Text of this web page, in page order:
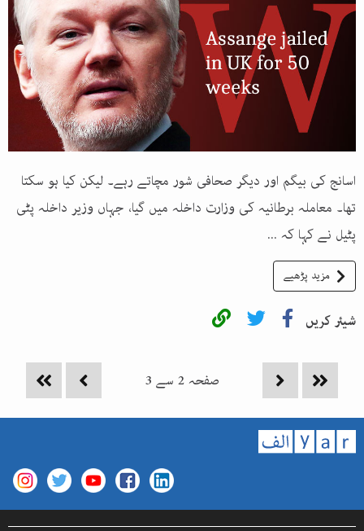
اسانج کی بیگم اور دیگر صحافی شور مچاتے رہے۔ لیکن کیا ہو سکتا
تھا۔ معاملہ برطانیہ کی وزارت داخلہ میں گیا، جہاں وزیر داخلہ پٹی
پٹیل نے کہا کہ ...
مزید پڑھیے
شیئر کریں
صفحہ2 سے 3